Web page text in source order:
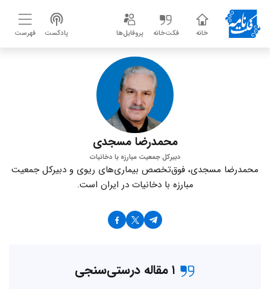
خانه فکت‌خانه پروفایل‌ها پادکست فهرست
محمدرضا مسجدی
دبیرکل جمعیت مبارزه با دخانیات
محمدرضا مسجدی، فوق‌تخصص بیماری‌های ریوی و دبیرکل جمعیت
مبارزه با دخانیات در ایران است.
۱ مقاله درستی‌سنجی